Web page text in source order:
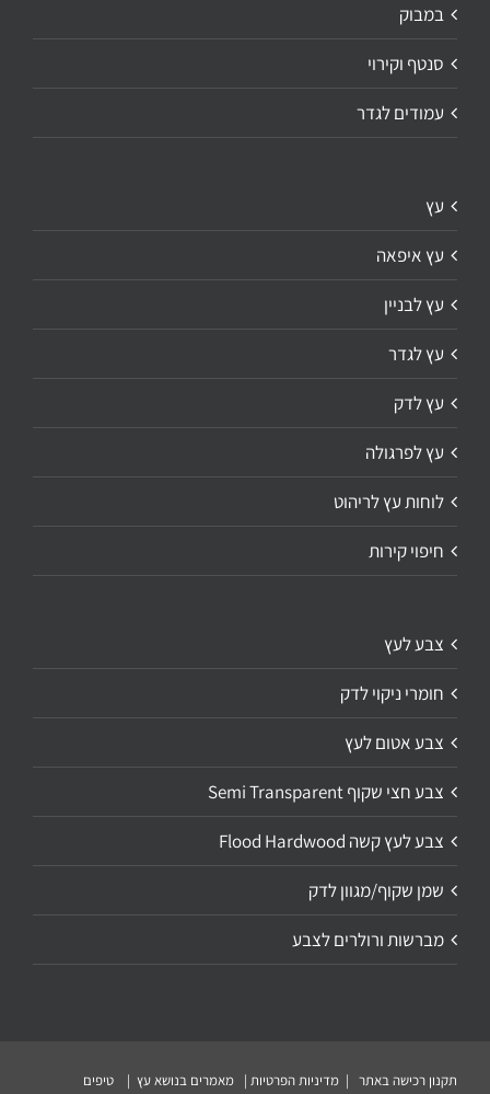
במבוק
סנטף וקירוי
עמודים לגדר
עץ
עץ איפאה
עץ לבניין
עץ לגדר
עץ לדק
עץ לפרגולה
לוחות עץ לריהוט
חיפוי קירות
צבע לעץ
חומרי ניקוי לדק
צבע אטום לעץ
צבע חצי שקוף Semi Transparent
צבע לעץ קשה Flood Hardwood
שמן שקוף/מגוון לדק
מברשות ורולרים לצבע
תקנון רכישה באתר | מדיניות הפרטיות | מאמרים בנושא עץ | טיפים